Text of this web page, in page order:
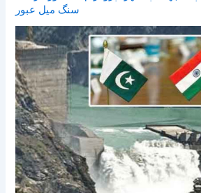
سنگ میل عبور